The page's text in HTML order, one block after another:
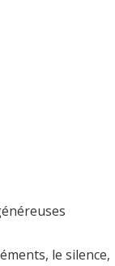
le silence,